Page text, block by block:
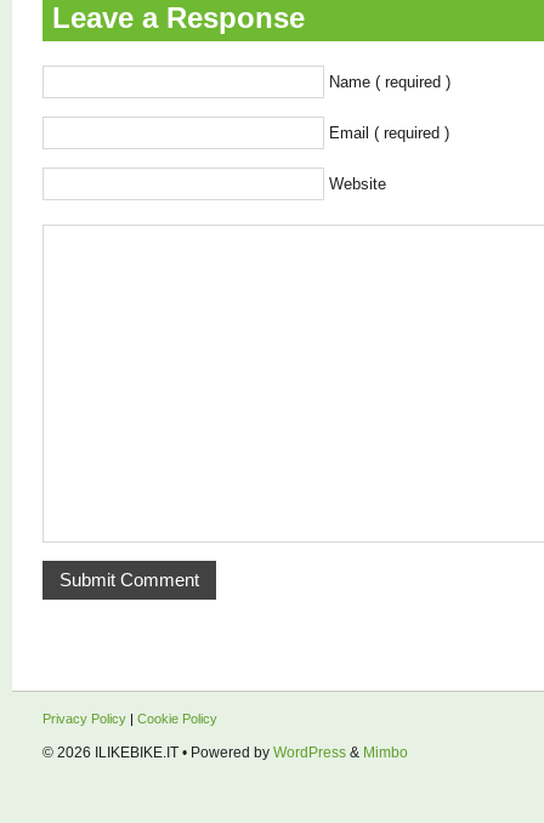
Leave a Response
Name ( required )
Email ( required )
Website
Privacy Policy | Cookie Policy
© 2026 ILIKEBIKE.IT • Powered by WordPress & Mimbo